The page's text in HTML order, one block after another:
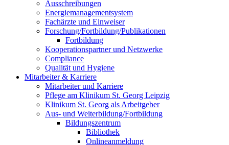
Ausschreibungen
Energiemanagementsystem
Fachärzte und Einweiser
Forschung/Fortbildung/Publikationen
Fortbildung
Kooperationspartner und Netzwerke
Compliance
Qualität und Hygiene
Mitarbeiter & Karriere
Mitarbeiter und Karriere
Pflege am Klinikum St. Georg Leipzig
Klinikum St. Georg als Arbeitgeber
Aus- und Weiterbildung/Fortbildung
Bildungszentrum
Bibliothek
Onlineanmeldung